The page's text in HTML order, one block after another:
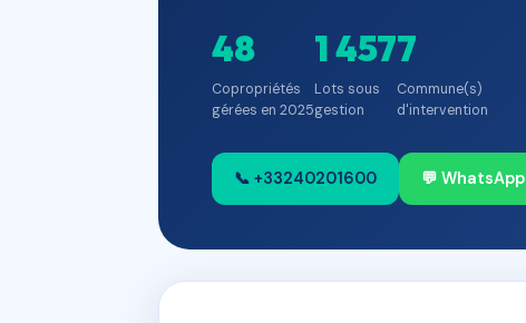
48
Copropriétés
gérées en 2025
1 457
Lots sous
gestion
7
Commune(s)
d'intervention
📞 +33240201600 💬 WhatsApp